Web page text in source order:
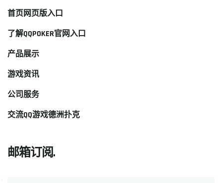
首页网页版入口
了解QQPOKER官网入口
产品展示
游戏资讯
公司服务
交流QQ游戏德洲扑克
邮箱订阅.